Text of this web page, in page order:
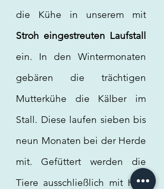
die Kühe in unserem mit
Stroh eingestreuten Laufstall
ein. In den Wintermonaten
gebären die trächtigen
Mutterkühe die Kälber im
Stall. Diese laufen sieben bis
neun Monaten bei der Herde
mit. Gefüttert werden die
Tiere ausschließlich mit Heu